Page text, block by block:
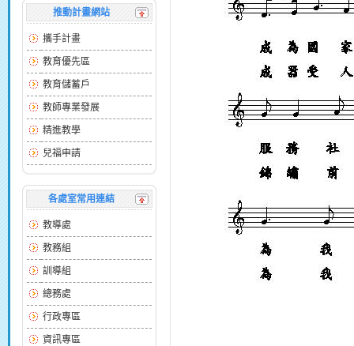
推動計畫網站
攜手計畫
教育優先區
教育儲蓄戶
教師專業發展
精進教學
兒福申請
各處室常用連結
教導處
教務組
訓導組
總務處
行政專區
資訊專區